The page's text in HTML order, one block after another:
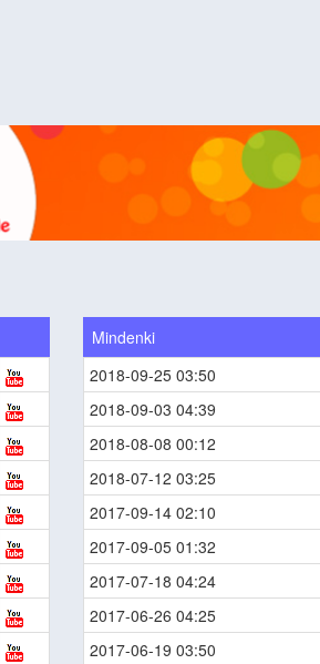
Mindenki
2018-09-25 03:50
2018-09-03 04:39
2018-08-08 00:12
2018-07-12 03:25
2017-09-14 02:10
2017-09-05 01:32
2017-07-18 04:24
2017-06-26 04:25
2017-06-19 03:50